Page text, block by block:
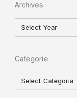
Archives
Categorie